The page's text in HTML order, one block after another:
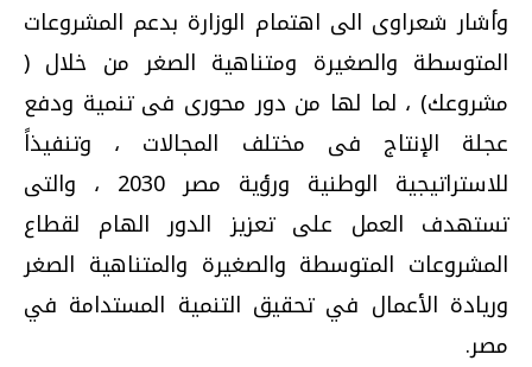
وأشار شعراوى الى اهتمام الوزارة بدعم المشروعات
المتوسطة والصغيرة ومتناهية الصغر من خلال (
مشروعك) ، لما لها من دور محورى فى تنمية ودفع
عجلة الإنتاج فى مختلف المجالات ، وتنفيذاً
للاستراتيجية الوطنية ورؤية مصر 2030 ، والتى
تستهدف العمل على تعزيز الدور الهام لقطاع
المشروعات المتوسطة والصغيرة والمتناهية الصغر
وريادة الأعمال في تحقيق التنمية المستدامة في
مصر.